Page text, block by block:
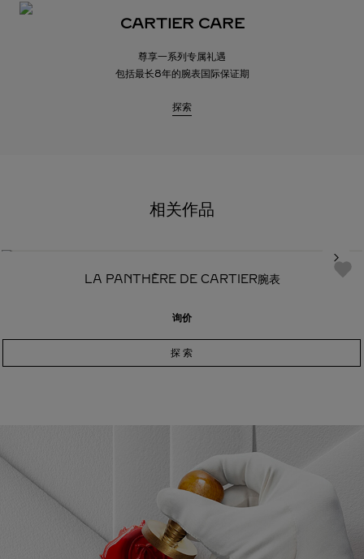
CARTIER CARE
尊享一系列专属礼遇
包括最长8年的腕表国际保证期
探索
相关作品
LA PANTHÈRE DE CARTIER腕表
询价
探 索